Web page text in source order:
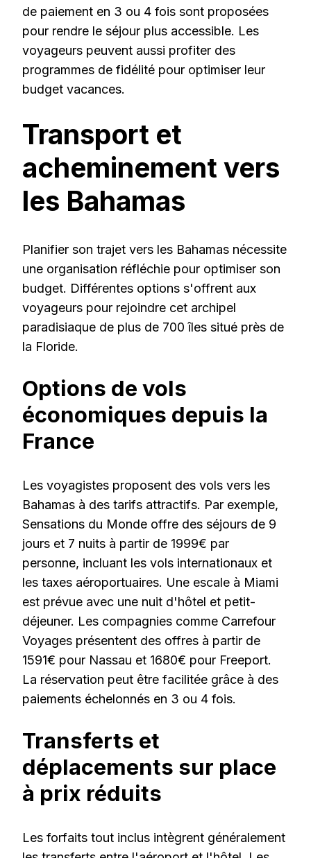
de paiement en 3 ou 4 fois sont proposées
pour rendre le séjour plus accessible. Les
voyageurs peuvent aussi profiter des
programmes de fidélité pour optimiser leur
budget vacances.
Transport et
acheminement vers
les Bahamas
Planifier son trajet vers les Bahamas nécessite
une organisation réfléchie pour optimiser son
budget. Différentes options s'offrent aux
voyageurs pour rejoindre cet archipel
paradisiaque de plus de 700 îles situé près de
la Floride.
Options de vols
économiques depuis la
France
Les voyagistes proposent des vols vers les
Bahamas à des tarifs attractifs. Par exemple,
Sensations du Monde offre des séjours de 9
jours et 7 nuits à partir de 1999€ par
personne, incluant les vols internationaux et
les taxes aéroportuaires. Une escale à Miami
est prévue avec une nuit d'hôtel et petit-
déjeuner. Les compagnies comme Carrefour
Voyages présentent des offres à partir de
1591€ pour Nassau et 1680€ pour Freeport.
La réservation peut être facilitée grâce à des
paiements échelonnés en 3 ou 4 fois.
Transferts et
déplacements sur place
à prix réduits
Les forfaits tout inclus intègrent généralement